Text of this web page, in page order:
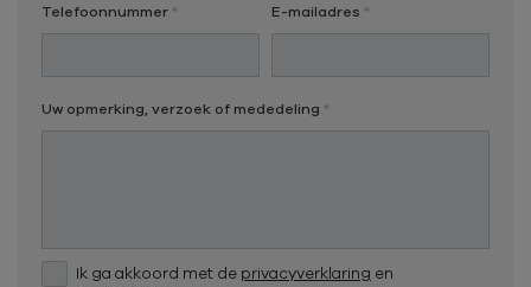
Telefoonnummer E-mailadres
Uw opmerking, verzoek of mededeling
Ik ga akkoord met de privacyverklaring en